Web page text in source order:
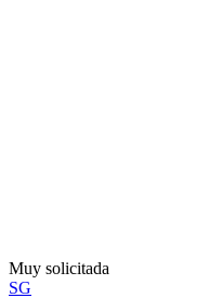
Muy solicitada
SG